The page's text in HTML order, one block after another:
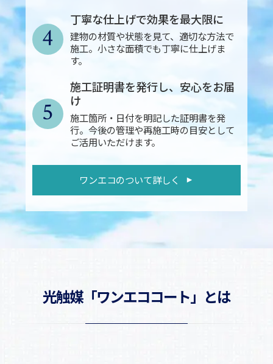
丁寧な仕上げで効果を最大限に
建物の材質や状態を見て、適切な方法で
施工。小さな面積でも丁寧に仕上げま
す。
4
施工証明書を発行し、安心をお届
け
施工箇所・日付を明記した証明書を発
行。今後の管理や再施工時の目安として
ご活用いただけます。
5
ワンエコのついて詳しく
光触媒「ワンエココート」とは